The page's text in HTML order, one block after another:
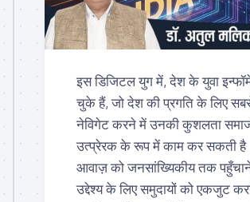
इस डिजिटल युग में, देश के युवा
चुके हैं, जो देश की प्रगति के लिए
नेविगेट करने में उनकी कुशलता
उत्प्रेरक के रूप में काम कर सकती
आवाज़ को जनसांख्यिकीय तक
उद्देश्य के लिए समुदायों को एकजुट